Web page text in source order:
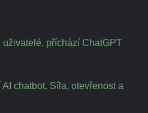
příchází ChatGPT
chatbot. Síla, otevřenost a